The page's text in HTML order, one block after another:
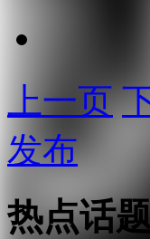
上一页
发布
热点话